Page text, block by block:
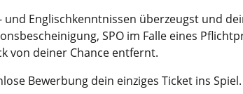
Englischkenntnissen überzeugst und
SPO im Falle eines
von deiner Chance entfernt.
Bewerbung dein einziges Ticket ins